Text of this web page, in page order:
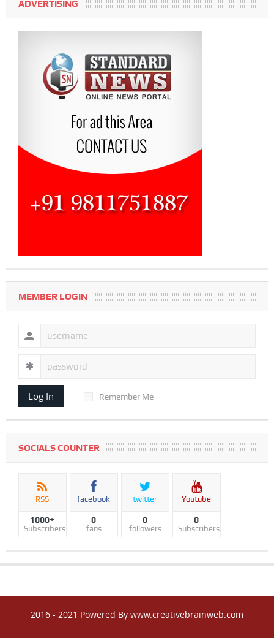
ADVERTISING
MEMBER LOGIN
Log In Remember Me
SOCIALS COUNTER
RSS
1000+
Subscribers
facebook
0
fans
twitter
0
followers
Youtube
0
Subscribers
2016 - 2021 Powered By www.creativebrainweb.com